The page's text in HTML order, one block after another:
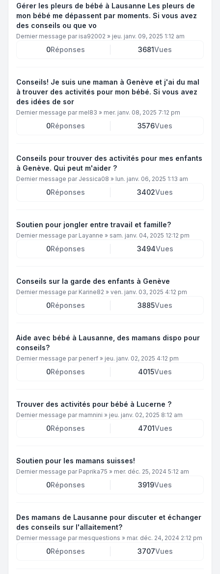
Gérer les pleurs de bébé à Lausanne Les pleurs de
mon bébé me dépassent par moments. Si vous avez
des conseils ou que vo
Dernier message par isa92002 » jeu. janv. 09, 2025 1:12 am
0Réponses 3681Vues
Conseils! Je suis une maman à Genève et j'ai du mal
à trouver des activités pour mon bébé. Si vous avez
des idées de sor
Dernier message par mel83 » mer. janv. 08, 2025 7:12 pm
0Réponses 3576Vues
Conseils pour trouver des activités pour mes enfants
à Genève. Qui peut m'aider ?
Dernier message par Jessica08 » lun. janv. 06, 2025 1:13 am
0Réponses 3402Vues
Soutien pour jongler entre travail et famille?
Dernier message par Layanne » sam. janv. 04, 2025 12:12 pm
0Réponses 3494Vues
Conseils sur la garde des enfants à Genève
Dernier message par Karine82 » ven. janv. 03, 2025 4:12 pm
0Réponses 3885Vues
Aide avec bébé à Lausanne, des mamans dispo pour
conseils?
Dernier message par penerf » jeu. janv. 02, 2025 4:12 pm
0Réponses 4015Vues
Trouver des activités pour bébé à Lucerne ?
Dernier message par mamnini » jeu. janv. 02, 2025 8:12 am
0Réponses 4701Vues
Soutien pour les mamans suisses!
Dernier message par Paprika75 » mer. déc. 25, 2024 5:12 am
0Réponses 3919Vues
Des mamans de Lausanne pour discuter et échanger
des conseils sur l'allaitement?
Dernier message par mesquestions » mar. déc. 24, 2024 2:12 pm
0Réponses 3707Vues